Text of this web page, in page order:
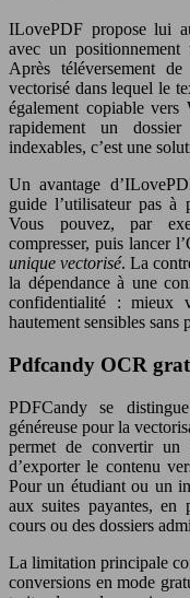
ILovePDF propose lui
avec un
Après téléversement
vectorisé dans lequel le
également copiable
rapidement un
indexables, c’est une
Un avantage
guide l’utilisateur pas à
Vous pouvez, par
compresser, puis lancer
unique vectorisé. La
la dépendance à une
confidentialité : mieux
hautement sensibles sans
Pdfcandy OCR
PDFCandy se
généreuse pour la
permet de convertir un
d’exporter le contenu
Pour un étudiant ou un
aux suites payantes, en
cours ou des dossiers
La limitation principale
conversions en mode